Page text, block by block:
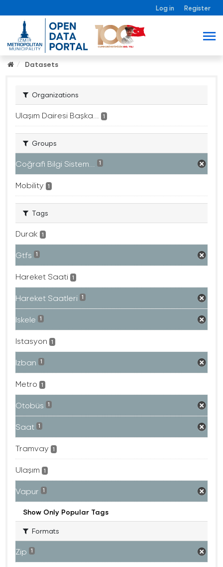
Log in Register
Datasets
Organizations
Ulaşım Dairesi Başka... 1
Groups
Coğrafi Bilgi Sistem... 1
Mobility 1
Tags
Durak 1
Gtfs 1
Hareket Saati 1
Hareket Saatleri 1
Iskele 1
Istasyon 1
Izban 1
Metro 1
Otobüs 1
Saat 1
Tramvay 1
Ulaşım 1
Vapur 1
Show Only Popular Tags
Formats
Zip 1